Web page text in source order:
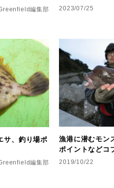
編集部 2023/07/25
サ、釣り場ポ
編集部
漁港に潜むモン
ポイントなどコ
2019/10/22